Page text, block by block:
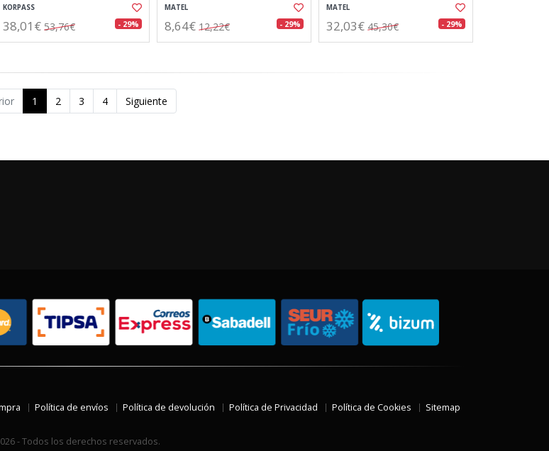
KORPASS
38,01€ 53,76€ - 29%
MATEL
8,64€ 12,22€ - 29%
MATEL
32,03€ 45,30€ - 29%
1 2 3 4 Siguiente
Política de envíos Política de devolución Política de Privacidad Política de Cookies Sitemap
- Todos los derechos reservados.